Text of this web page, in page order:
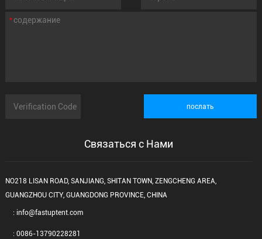
Связаться с Нами
NO218 LISAN ROAD, SANJIANG, SHITAN TOWN, ZENGCHENG AREA,
GUANGZHOU CITY, GUANGDONG PROVINCE, CHINA
: info@fastuptent.com
: 0086-13790228281